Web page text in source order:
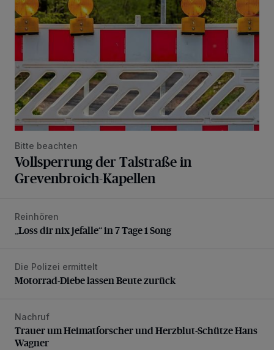
Bitte beachten
Vollsperrung der Talstraße in
Grevenbroich-Kapellen
„Loss dir nix jefalle“ in 7 Tage 1 Song
Reinhören
„Loss dir nix jefalle“ in 7 Tage 1 Song
Motorrad-Diebe lassen Beute zurück
Die Polizei ermittelt
Motorrad-Diebe lassen Beute zurück
Trauer um Heimatforscher und Herzblut-Schütze Hans
Nachruf
Trauer um Heimatforscher und Herzblut-Schütze Hans
Wagner